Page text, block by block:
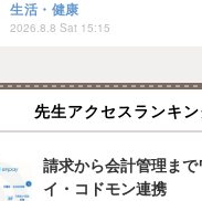
生活・健康
2026.8.8 Sat 15:15
先生アクセスランキン
請求から会計管理ま
イ・コドモン連携